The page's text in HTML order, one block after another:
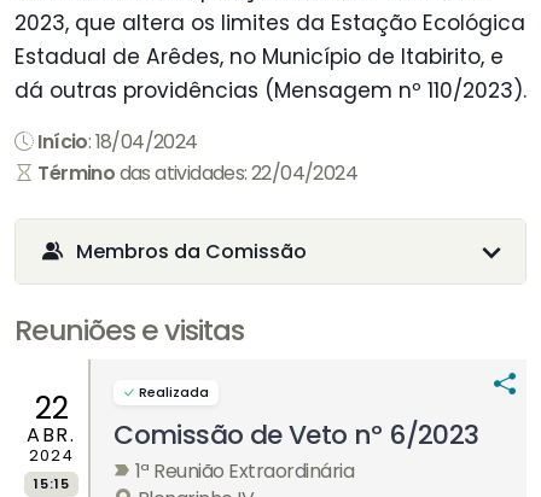
2023, que altera os limites da Estação Ecológica
Estadual de Arêdes, no Município de Itabirito, e
dá outras providências (Mensagem nº 110/2023).
Início: 18/04/2024
Términodas atividades: 22/04/2024
Membros da Comissão
Reuniões e visitas
22
ABR.
2024
15:15
Realizada
Comissão de Veto nº 6/2023
1ª Reunião Extraordinária